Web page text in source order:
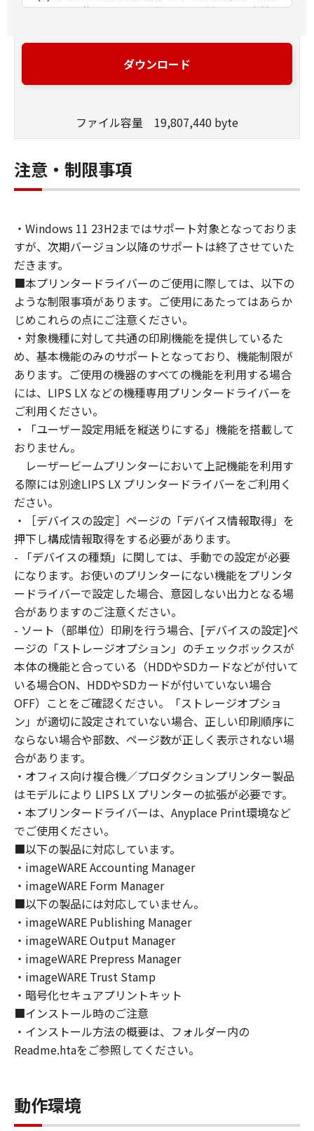
用する目的のために、「キヤノン製品」に直接
ンピューター（以下「指定機器」と言いま
す。）において、「本ソフトウェア」を使用
ること、アクセスすること、もしくは実行する
の非独占的権利をお客様に対して許諾します。
お客様は、また「指定機器」にネットワークを
通じて接続されたコンピューター上で、かかる
ェア」を使用させることができますが、かかる
コンピューターの使用者に本契約書上の義務お
よび条件を遵守させるとともに、その履行に関
し全責任を負うことを条件とします。
(2) お客様は、上記(1)に基づいて「本ソフトウ
ェア」を使用するためのバックアップとして、
「本ソフトウェア」を１部、複製することがで
きます。
(3) 上記(1)および(2)に定める場合を除き、キヤ
ノンまたはキヤノンのライセンサーのいかなる
知的財産権も、明示たると黙示たるとを問わ
ず、本契約書によってお客様に譲渡あるいは許
諾されるものではありません。
２．制限
(1) お客様は、再使用許諾、譲渡、販売、頒
布、リースもしくは貸与その他の方法により、
第三者に「本ソフトウェア」を使用させること
はできません。
(2) お客様は、「本ソフトウェア」の全部また
は一部を修正、改変、逆コンパイル、逆アセン
ブル、その他リバースエンジニアリング等する
ことはできません。また第三者にこのような行
為をさせてはなりません。
３．著作権表示
お客様は、「本ソフトウェア」に含まれるキヤ
ノンまたはキヤノンのライセンサーの著作権表
示を変更し、除去しもしくは削除してはなりま
せん。
４．所有権
「本ソフトウェア」に係る権原および所有権
は、その内容によりキヤノンまたはキヤノンの
ライセンサーに帰属します。
５．輸出
お客様は、日本国政府または関連する外国政府
より必要な許可等を得ることなしに、「本ソフ
トウェア」の全部または一部を、直接または間
接に輸出してはなりません。
６．サポートおよびアップデート
キヤノン、キヤノンの子会社、関係会社、それ
らの販売代理店および販売店、並びにキヤノン
のライセンサーは、お客様による「本ソフトウ
ェア」の使用を支援すること、および「本ソフ
トウェア」に対してアップデート、バグの修正
あるいはサポートを行うことについて、いかな
る責任も負うものではありません。
７．保証の否認・免責
(1) 「本ソフトウェア」は、『現状のまま』の
状態で使用許諾されます。キヤノン、キヤノン
のライセンサー、キヤノンの子会社、キヤノン
の関連会社、それらの販売代理店または販売店
め、いかなる保証も、明示たると黙示たるとを
問わず一切しないものとします。
ダウンロード
ファイル容量 19,807,440 byte
注意・制限事項
・Windows 11 23H2まではサポート対象となっておりま
すが、次期バージョン以降のサポートは終了させていた
だきます。
■本プリンタードライバーのご使用に際しては、以下の
ような制限事項があります。ご使用にあたってはあらか
じめこれらの点にご注意ください。
・対象機種に対して共通の印刷機能を提供しているた
め、基本機能のみのサポートとなっており、機能制限が
あります。ご使用の機器のすべての機能を利用する場合
には、LIPS LX などの機種専用プリンタードライバーを
ご利用ください。
・「ユーザー設定用紙を縦送りにする」機能を搭載して
おりません。
レーザービームプリンターにおいて上記機能を利用す
る際には別途LIPS LX プリンタードライバーをご利用く
ださい。
・［デバイスの設定］ページの「デバイス情報取得」を
押下し構成情報取得をする必要があります。
- 「デバイスの種類」に関しては、手動での設定が必要
になります。お使いのプリンターにない機能をプリンタ
ードライバーで設定した場合、意図しない出力となる場
合がありますのご注意ください。
- ソート（部単位）印刷を行う場合、[デバイスの設定]ペ
ージの「ストレージオプション」のチェックボックスが
本体の機能と合っている（HDDやSDカードなどが付いて
いる場合ON、HDDやSDカードが付いていない場合
OFF）ことをご確認ください。「ストレージオプショ
ン」が適切に設定されていない場合、正しい印刷順序に
ならない場合や部数、ページ数が正しく表示されない場
合があります。
・オフィス向け複合機／プロダクションプリンター製品
はモデルにより LIPS LX プリンターの拡張が必要です。
・本プリンタードライバーは、Anyplace Print環境など
でご使用ください。
■以下の製品に対応しています。
・imageWARE Accounting Manager
・imageWARE Form Manager
■以下の製品には対応していません。
・imageWARE Publishing Manager
・imageWARE Output Manager
・imageWARE Prepress Manager
・imageWARE Trust Stamp
・暗号化セキュアプリントキット
■インストール時のご注意
・インストール方法の概要は、フォルダー内の
Readme.htaをご参照してください。
動作環境